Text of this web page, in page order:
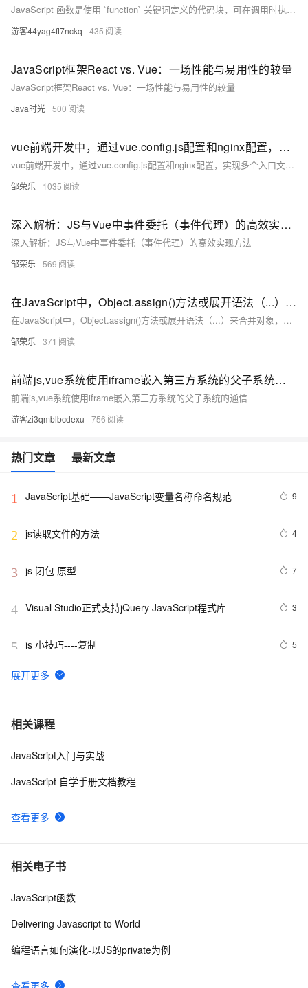
JavaScript 函数是使用 `function` 关键词定义的代码块，可在调用时执行特定任务。函数可以无参或带参，参数用于传递值并在函数内部使用。函数调用可在事件触发时进行，如用户点击按钮。JavaScript 对大小写敏感，函数名和关键词必须严格匹配。示例中展示了如何通过不同参数调用函数以生成不同的输出。
游客44yag4ft7nckq 435
JavaScript框架React vs. Vue：一场性能与易用性的较量
JavaScript框架React vs. Vue：一场性能与易用性的较量
Java时光 500
vue前端开发中，通过vue.config.js配置和nginx配置，实现多个入口文件的实现方法
vue前端开发中，通过vue.config.js配置和nginx配置，实现多个入口文件的实现方法
邹荣乐 1035
深入解析：JS与Vue中事件委托（事件代理）的高效实现方法
深入解析：JS与Vue中事件委托（事件代理）的高效实现方法
邹荣乐 569
在JavaScript中，Object.assign()方法或展开语法（...）来合并对象，Object.freeze()方法来冻结对象，防止对象被修改
在JavaScript中，Object.assign()方法或展开语法（...）来合并对象，Object.freeze()方法来冻结对象，防止对象被修改
邹荣乐 371
前端js,vue系统使用iframe嵌入第三方系统的父子系统的通信
前端js,vue系统使用iframe嵌入第三方系统的父子系统的通信
游客zi3qmblbcdexu 756
热门文章 最新文章
1 JavaScript基础——JavaScript变量名称命名规范 9
2 js读取文件的方法 4
3 js 闭包 原型 7
4 Visual Studio正式支持jQuery JavaScript程式库 3
5 js 小技巧----复制 5
6 创建JavaScript对象
7 Javascript面向对象编程（二）：构造函数的继承 by 阮
8 js 的 slice方法
相关课程
查看更多
JavaScript入门与实战
JavaScript 自学手册文档教程
相关电子书
查看更多
JavaScript函数
Delivering Javascript to World
编程语言如何演化-以JS的private为例